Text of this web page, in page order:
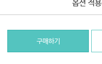
옵션 적
구매하기